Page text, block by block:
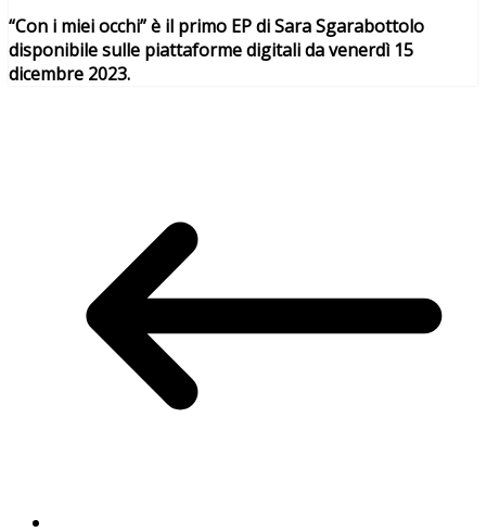
“Con i miei occhi” è il primo EP di Sara Sgarabottolo
disponibile sulle piattaforme digitali da venerdì 15
dicembre 2023.